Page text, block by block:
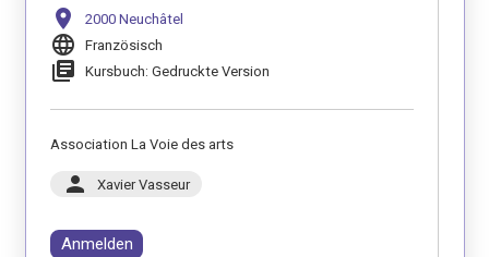
location_on 2000 Neuchâtel
language Französisch
library_books Kursbuch: Gedruckte Version
Association La Voie des arts
person Xavier Vasseur
Anmelden